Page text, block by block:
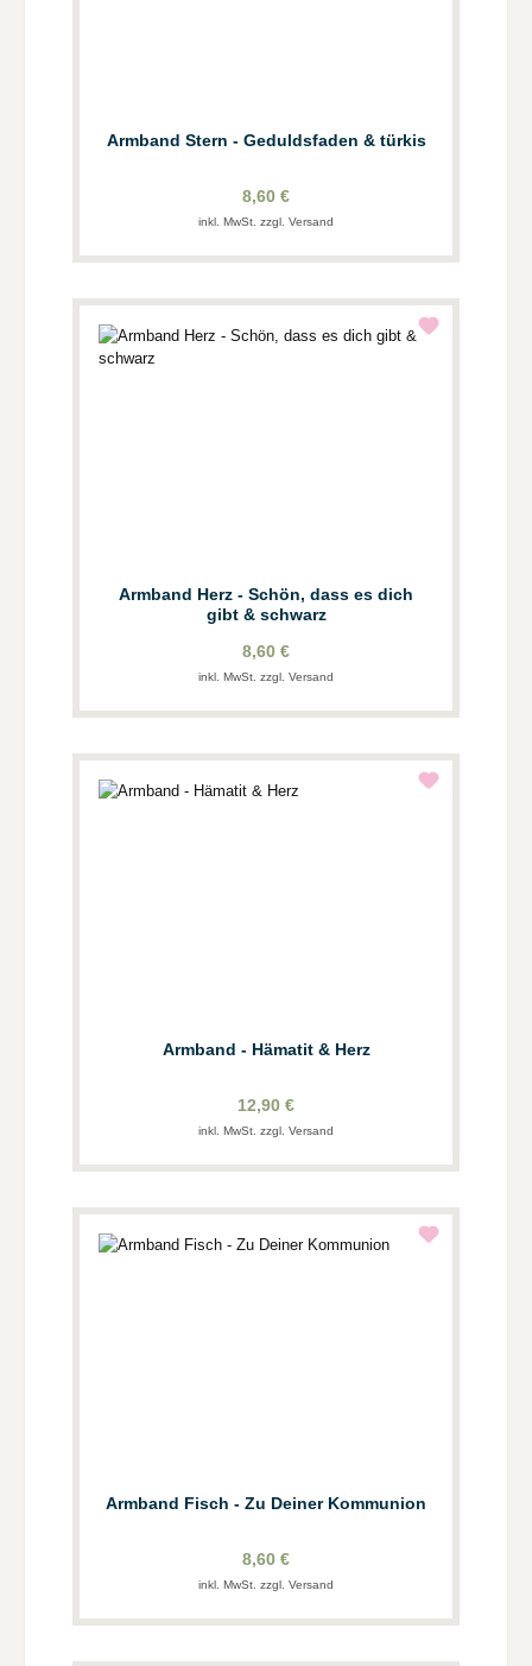
Armband Stern - Geduldsfaden & türkis
8,60 €
inkl. MwSt. zzgl. Versand
Armband Herz - Schön, dass es dich
gibt & schwarz
8,60 €
inkl. MwSt. zzgl. Versand
Armband - Hämatit & Herz
12,90 €
inkl. MwSt. zzgl. Versand
Armband Fisch - Zu Deiner Kommunion
8,60 €
inkl. MwSt. zzgl. Versand